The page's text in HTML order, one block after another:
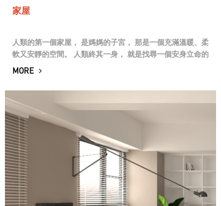
家屋
人類的第一個家屋， 是媽媽的子宮， 那是一個充滿溫暖、柔
軟又安靜的空間。 人類終其一身， 就是找尋一個安身立命的
家屋， 有盞溫暖的燈光、充滿食物的餐桌、一個大浴缸， 還
MORE